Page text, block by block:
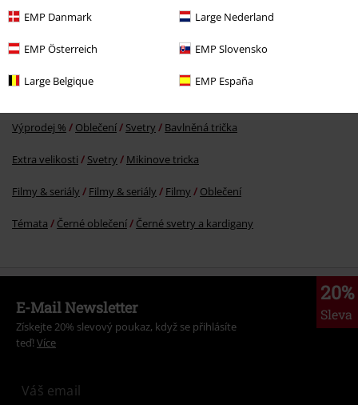
EMP Danmark Large Nederland
EMP Österreich EMP Slovensko
Large Belgique EMP España
More categories. More options.
Výprodej % Oblečení Svetry Bavlněná trička
Extra velikosti Svetry Mikinove tricka
Filmy & seriály Filmy & seriály Filmy Oblečení
Témata Černé oblečení Černé svetry a kardigany
20%
Sleva
E-Mail Newsletter
Získejte 20% slevový poukaz, když se přihlásíte
teď! Více